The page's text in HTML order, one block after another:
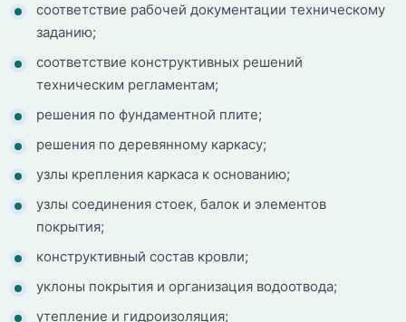
соответствие рабочей документации техническому
заданию;
соответствие конструктивных решений
техническим регламентам;
решения по фундаментной плите;
решения по деревянному каркасу;
узлы крепления каркаса к основанию;
узлы соединения стоек, балок и элементов
покрытия;
конструктивный состав кровли;
уклоны покрытия и организация водоотвода;
утепление и гидроизоляция;